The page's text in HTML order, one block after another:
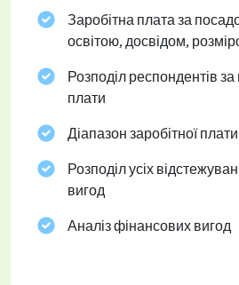
Заробітна плата за
освітою, досвідом,
Розподіл респондентів за
плати
Діапазон заробітної
Розподіл усіх
вигод
Аналіз фінансових вигод